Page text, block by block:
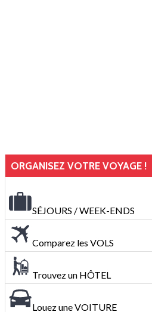
ORGANISEZ VOTRE VOYAGE !
SÉJOURS / WEEK-ENDS
Comparez les VOLS
Trouvez un HÔTEL
Louez une VOITURE